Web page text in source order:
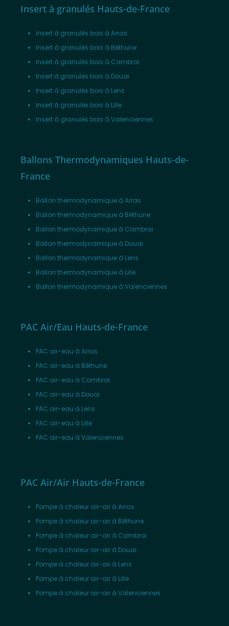
Insert à granulés Hauts-de-France
Insert à granulés bois à Arras
Insert à granulés bois à Béthune
Insert à granulés bois à Cambrai
Insert à granulés bois à Douai
Insert à granulés bois à Lens
Insert à granulés bois à Lille
Insert à granulés bois à Valenciennes
Ballons Thermodynamiques Hauts-de-
France
Ballon thermodynamique à Arras
Ballon thermodynamique à Béthune
Ballon thermodynamique à Cambrai
Ballon thermodynamique à Douai
Ballon thermodynamique à Lens
Ballon thermodynamique à Lille
Ballon thermodynamique à Valenciennes
PAC Air/Eau Hauts-de-France
PAC air-eau à Arras
PAC air-eau à Béthune
PAC air-eau à Cambrai
PAC air-eau à Douai
PAC air-eau à Lens
PAC air-eau à Lille
PAC air-eau à Valenciennes
PAC Air/Air Hauts-de-France
Pompe à chaleur air-air à Arras
Pompe à chaleur air-air à Béthune
Pompe à chaleur air-air à Cambrai
Pompe à chaleur air-air à Douai
Pompe à chaleur air-air à Lens
Pompe à chaleur air-air à Lille
Pompe à chaleur air-air à Valenciennes